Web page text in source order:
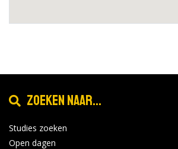
Zoeken naar...
Studies zoeken
Open dagen